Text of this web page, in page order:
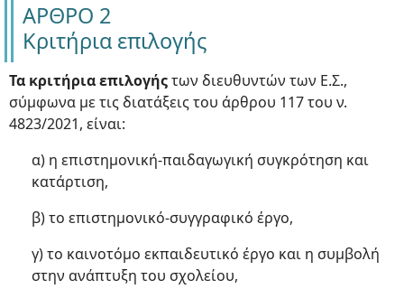
ΑΡΘΡΟ 2
Κριτήρια επιλογής
Τα κριτήρια επιλογήςτων διευθυντών των Ε.Σ.,
σύμφωνα με τις διατάξεις του άρθρου 117 του ν.
4823/2021, είναι:
α) η επιστημονική-παιδαγωγική συγκρότηση και
κατάρτιση,
β) το επιστημονικό-συγγραφικό έργο,
γ) το καινοτόμο εκπαιδευτικό έργο και η συμβολή
στην ανάπτυξη του σχολείου,